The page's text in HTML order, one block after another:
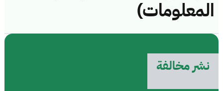
المعلومات)
نشر مخالفة